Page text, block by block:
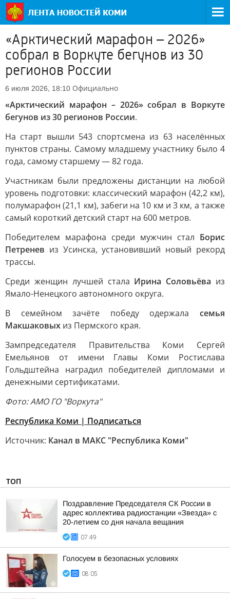
«Арктический марафон – 2026»
собрал в Воркуте бегунов из 30
регионов России
6 июля 2026, 18:10 Официально
«Арктический марафон – 2026» собрал в Воркуте
бегунов из 30 регионов России.
На старт вышли 543 спортсмена из 63 населённых
пунктов страны. Самому младшему участнику было 4
года, самому старшему — 82 года.
Участникам были предложены дистанции на любой
уровень подготовки: классический марафон (42,2 км),
полумарафон (21,1 км), забеги на 10 км и 3 км, а также
самый короткий детский старт на 600 метров.
Победителем марафона среди мужчин стал Борис
Петренев из Усинска, установивший новый рекорд
трассы.
Среди женщин лучшей стала Ирина Соловьёва из
Ямало-Ненецкого автономного округа.
В семейном зачёте победу одержала семья
Макшаковых из Пермского края.
Зампредседателя Правительства Коми Сергей
Емельянов от имени Главы Коми Ростислава
Гольдштейна наградил победителей дипломами и
денежными сертификатами.
Фото: АМО ГО "Воркута"
Республика Коми | Подписаться
Источник: Канал в МАКС "Республика Коми"
ТОП
Поздравление Председателя СК России в
адрес коллектива радиостанции «Звезда» с
20-летием со дня начала вещания
07:49
Голосуем в безопасных условиях
08:05